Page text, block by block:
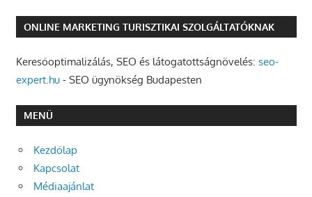
ONLINE MARKETING TURISZTIKAI SZOLGÁLTATÓKNAK
Keresőoptimalizálás, SEO és látogatottságnövelés: seo-
expert.hu- SEO ügynökség Budapesten
MENÜ
Kezdőlap
Kapcsolat
Médiaajánlat